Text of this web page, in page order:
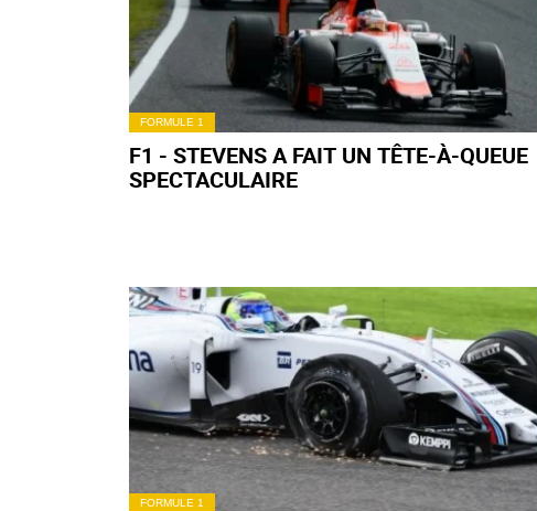
FORMULE 1
F1 - STEVENS A FAIT UN TÊTE-À-QUEUE
SPECTACULAIRE
FORMULE 1